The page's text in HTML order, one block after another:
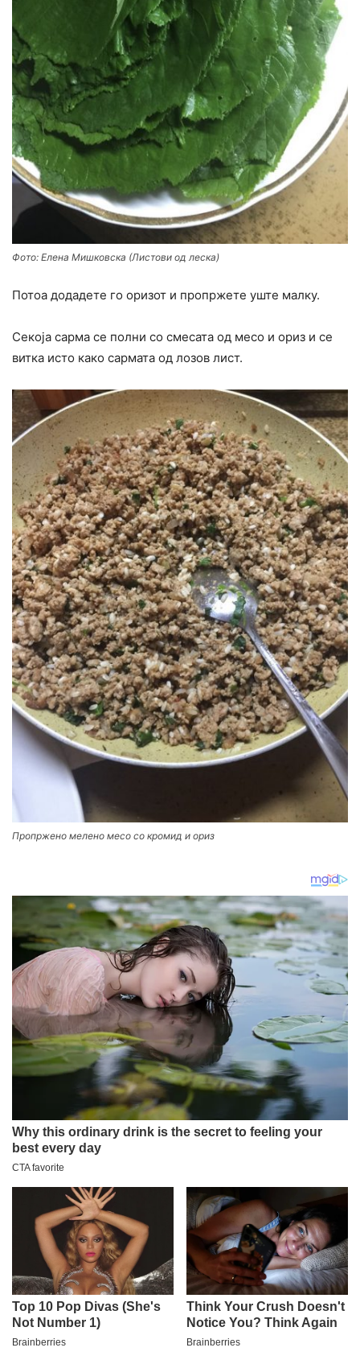
Фото: Елена Мишковска (Листови од леска)
Потоа додадете го оризот и пропржете уште малку.
Секоја сарма се полни со смесата од месо и ориз и се
витка исто како сармата од лозов лист.
Пропржено мелено месо со кромид и ориз